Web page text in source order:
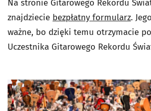
Na stronie Gitarowego Rekordu
znajdziecie bezpłatny formularz.
ważne, bo dzięki temu otrzymacie
Uczestnika Gitarowego Rekordu